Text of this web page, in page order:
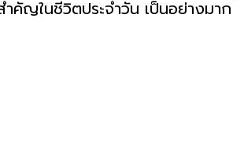
คัญในชีวิตประจำวัน เป็นอย่างมาก